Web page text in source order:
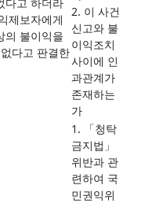
다고 하더라
제보자에게
의 불이익을
다고 판결한
2. 이 사건
신고와 불
이익조치
사이에 인
과관계가
존재하는
가
1. 「청탁
금지법」
위반과 관
련하여 국
민권익위